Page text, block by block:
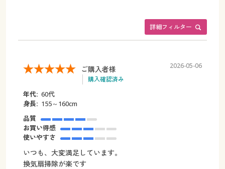
詳細フィルター
ご購入者様
購入確認済み
2026-05-06
年代: 60代
身長: 155～160cm
品質
お買い得感
使いやすさ
いつも、大変満足しています。
換気扇掃除が楽です